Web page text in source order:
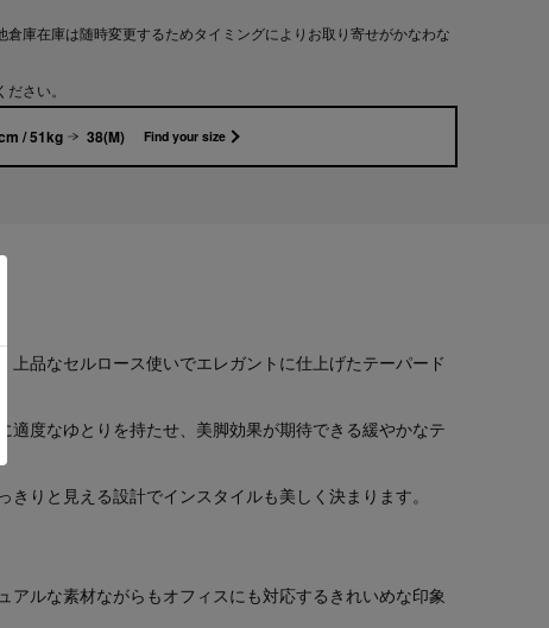
庫在庫は随時変更するためタイミングによりお取り寄せがかなわな
ださい。
/ 51kg 38(M) Find your size
上品なセルロース使いでエレガントに仕上げたテーパード
適度なゆとりを持たせ、美脚効果が期待できる緩やかなテ
りと見える設計でインスタイルも美しく決まります。
アルな素材ながらもオフィスにも対応するきれいめな印象